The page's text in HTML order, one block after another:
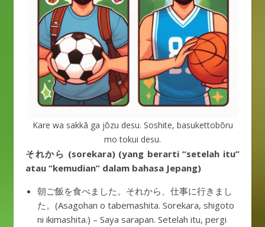
Kare wa sakkā ga jōzu desu. Soshite, basukettobōru
mo tokui desu.
それから (sorekara) (yang berarti “setelah itu”
atau “kemudian” dalam bahasa Jepang)
朝ご飯を食べました。それから、仕事に行きまし
た。(Asagohan o tabemashita. Sorekara, shigoto
ni ikimashita.) – Saya sarapan. Setelah itu, pergi